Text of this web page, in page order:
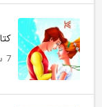
7 سال پیش